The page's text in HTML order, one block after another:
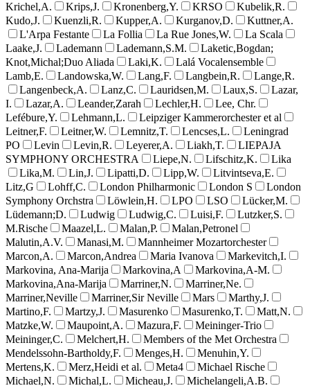
Krichel,A.
Krips,J. Kronenberg,Y. KRSO
Kubelik,R.
Kudo,J.
Kuenzli,R. Kupper,A. Kurganov,D.
Kuttner,A.
L'Arpa Festante
La Follia La Rue Jones,W.
La Scala
Laake,J.
Lademann Lademann,S.M.
Laketic,Bogdan;
Knot,Michal;Duo Aliada
Laki,K.
Lalá Vocalensemble
Lamb,E.
Landowska,W. Lang,F. Langbein,R.
Lange,R.
Langenbeck,A.
Lanz,C. Lauridsen,M. Laux,S.
Lazar,
I.
Lazar,A. Leander,Zarah Lechler,H.
Lee, Chr.
Lefébure,Y.
Lehmann,L.
Leipziger Kammerorchester et al
Leitner,F.
Leitner,W. Lemnitz,T. Lencses,L.
Leningrad
PO
Levin Levin,R. Leyerer,A. Liakh,T.
LIEPAJA
SYMPHONY ORCHESTRA
Liepe,N. Lifschitz,K.
Lika
Lika,M.
Lin,J. Lipatti,D. Lipp,W.
Litvintseva,E.
Litz,G
Lohff,C. London Philharmonic London S
London
Symphony Orchstra
Löwlein,H. LPO LSO
Lücker,M.
Lüdemann;D.
Ludwig Ludwig,C. Luisi,F.
Lutzker,S.
M.Rische
Maazel,L. Malan,P.
Malan,Petronel
Malutin,A.V.
Manasi,M.
Mannheimer Mozartorchester
Marcon,A.
Marcon,Andrea Maria Ivanova
Markevitch,I.
Markovina, Ana-Marija
Markovina,A
Markovina,A-M.
Markovina,Ana-Marija
Marriner,N.
Marriner,Ne.
Marriner,Neville
Marriner,Sir Neville Mars
Marthy,J.
Martino,F.
Martzy,J. Masurenko Masurenko,T.
Matt,N.
Matzke,W.
Maupoint,A. Mazura,F.
Meininger-Trio
Meininger,C.
Melchert,H.
Members of the Met Orchestra
Mendelssohn-Bartholdy,F.
Menges,H.
Menuhin,Y.
Mertens,K.
Merz,Heidi et al. Meta4
Michael Rische
Michael,N.
Michal,L. Micheau,J.
Michelangeli,A.B.